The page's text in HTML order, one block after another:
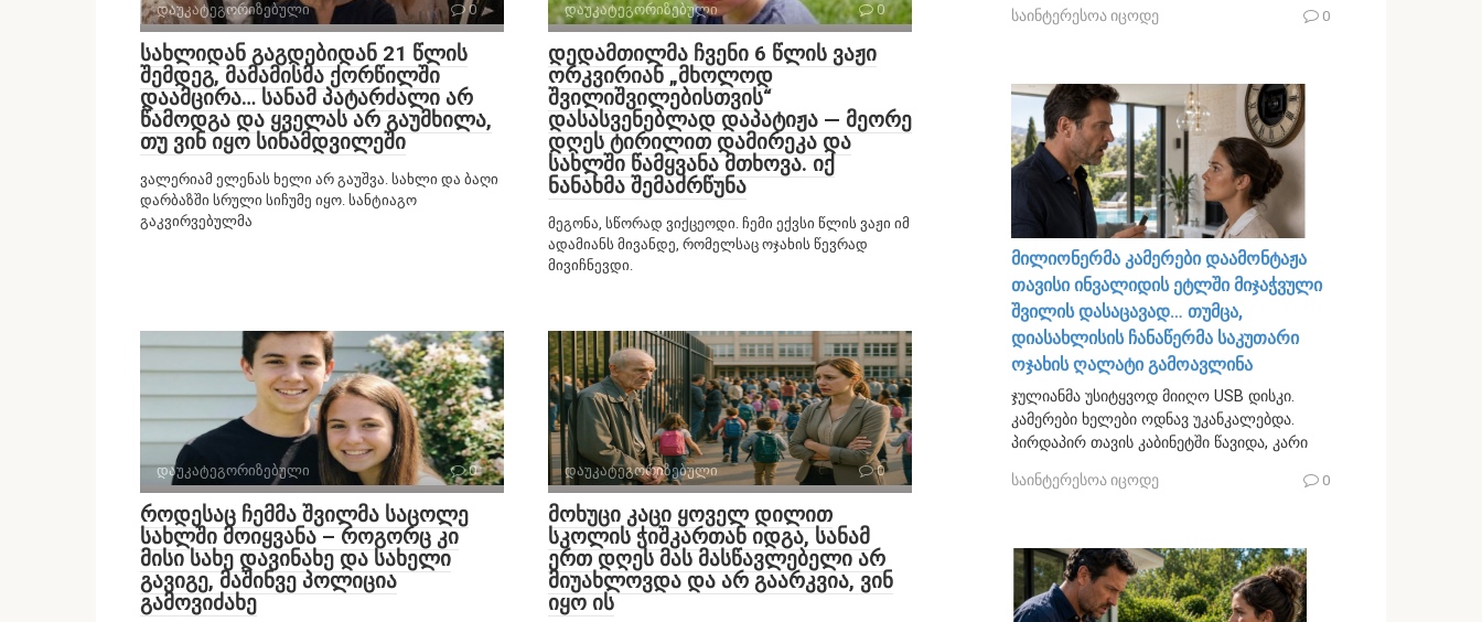
დაუკატეგორიზებული 0
სახლიდან გაგდებიდან 21 წლის
შემდეგ, მამამისმა ქორწილში
დაამცირა… სანამ პატარძალი არ
წამოდგა და ყველას არ გაუმხილა,
თუ ვინ იყო სინამდვილეში
ვალერიამ ელენას ხელი არ გაუშვა. სახლი და ბაღი
დარბაზში სრული სიჩუმე იყო. სანტიაგო
გაკვირვებულმა
დაუკატეგორიზებული 0
დედამთილმა ჩვენი 6 წლის ვაჟი
ორკვირიან „მხოლოდ
შვილიშვილებისთვის“
დასასვენებლად დაპატიჟა — მეორე
დღეს ტირილით დამირეკა და
სახლში წამყვანა მთხოვა. იქ
ნანახმა შემაძრწუნა
მეგონა, სწორად ვიქცეოდი. ჩემი ექვსი წლის ვაჟი იმ
ადამიანს მივანდე, რომელსაც ოჯახის წევრად
მივიჩნევდი.
დაუკატეგორიზებული 0
როდესაც ჩემმა შვილმა საცოლე
სახლში მოიყვანა – როგორც კი
მისი სახე დავინახე და სახელი
გავიგე, მაშინვე პოლიცია
გამოვიძახე
დაუკატეგორიზებული 0
მოხუცი კაცი ყოველ დილით
სკოლის ჭიშკართან იდგა, სანამ
ერთ დღეს მას მასწავლებელი არ
მიუახლოვდა და არ გაარკვია, ვინ
იყო ის
საინტერესოა იცოდე 0
მილიონერმა კამერები დაამონტაჟა
თავისი ინვალიდის ეტლში მიჯაჭვული
შვილის დასაცავად… თუმცა,
დიასახლისის ჩანაწერმა საკუთარი
ოჯახის ღალატი გამოავლინა
ჯულიანმა უსიტყვოდ მიიღო USB დისკი.
კამერები ხელები ოდნავ უკანკალებდა.
პირდაპირ თავის კაბინეტში წავიდა, კარი
საინტერესოა იცოდე 0